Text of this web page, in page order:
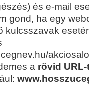
és e-mail
gond, ha egy
kulcsszavak
a rövid